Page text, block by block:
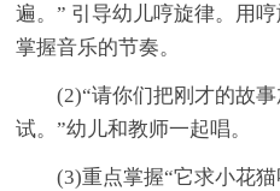
遍。” 引导幼儿哼旋律。用
掌握音乐的节奏。
(2)“请你们把刚才的故
试。”幼儿和教师一起唱。
(3)重点掌握“它求小花